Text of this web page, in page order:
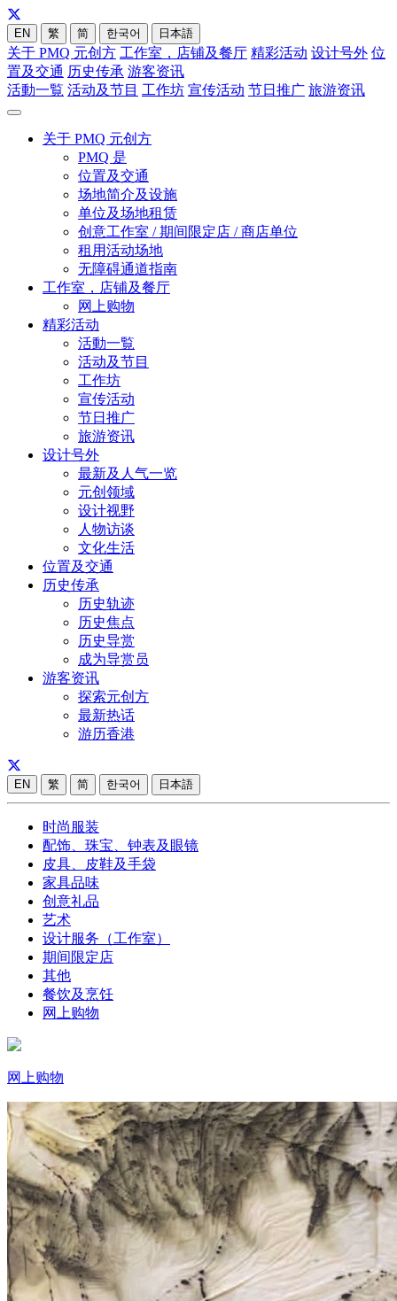
EN 繁 简 한국어 日本語
关于 PMQ 元创方 工作室，店铺及餐厅 精彩活动 设计号外 位
置及交通 历史传承 游客资讯
活動一覧 活动及节目 工作坊 宣传活动 节日推广 旅游资讯
关于 PMQ 元创方
PMQ 是
位置及交通
场地简介及设施
单位及场地租赁
创意工作室 / 期间限定店 / 商店单位
租用活动场地
无障碍通道指南
工作室，店铺及餐厅
网上购物
精彩活动
活動一覧
活动及节目
工作坊
宣传活动
节日推广
旅游资讯
设计号外
最新及人气一览
元创领域
设计视野
人物访谈
文化生活
位置及交通
历史传承
历史轨迹
历史焦点
历史导赏
成为导赏员
游客资讯
探索元创方
最新热话
游历香港
EN 繁 简 한국어 日本語
时尚服装
配饰、珠宝、钟表及眼镜
皮具、皮鞋及手袋
家具品味
创意礼品
艺术
设计服务（工作室）
期间限定店
其他
餐饮及烹饪
网上购物
网上购物